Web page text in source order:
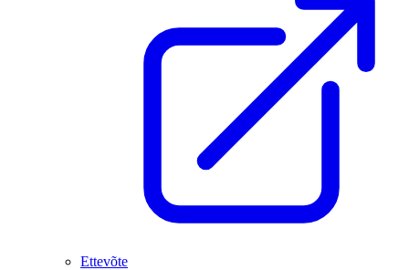
Ettevõte